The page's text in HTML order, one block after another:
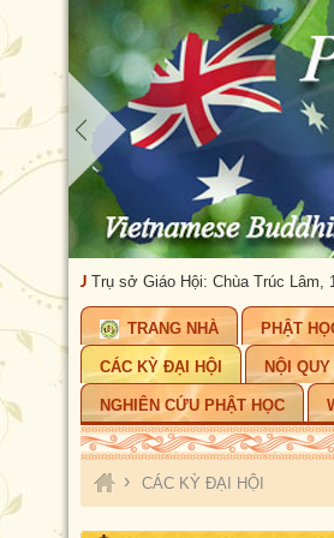
Trụ sở Giáo Hội: Chùa Trúc Lâm, 11-15
TRANG NHÀ PHẬT
CÁC KỲ ĐẠI HỘI NỘI
NGHIÊN CỨU PHẬT HỌC
› CÁC KỲ ĐẠI HỘI